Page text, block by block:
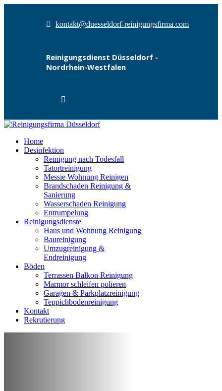
kontakt@duesseldorf-reinigungsfirma.com
Reinigungsdienst Düsseldorf -
Nordrhein-Westfalen
Home
Desinfektion
Reinigung nach Todesfall
Tatortreinigung
Messie Wohnung Reinigen
Brandschaden Reinigung &
Sanierung
Wasserschaden Reinigung
Entrumpelung
Reinigungsdienste
Haus und Wohnung Reinigung
Baureinigung
Umzugreinigung &
Endreinigung
Böden
Terrassen Balkon Reinigung
Marmor schleifen polieren
Garagen & Parkplatzreinigung
Teppichbodenreinigung
Kontakt
Rekrutierung